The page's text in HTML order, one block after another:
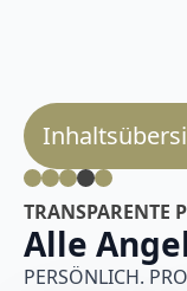
TRANSPARENTE
Alle
PERSÖNLICH.